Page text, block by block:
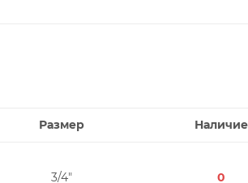
Размер Наличие
3/4" 0